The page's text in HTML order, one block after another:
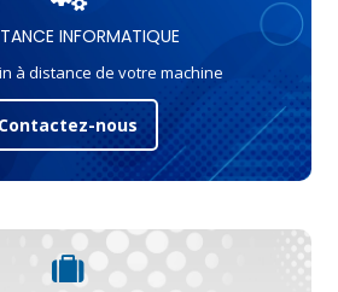
INFORMATIQUE
à distance de votre machine
Contactez-nous